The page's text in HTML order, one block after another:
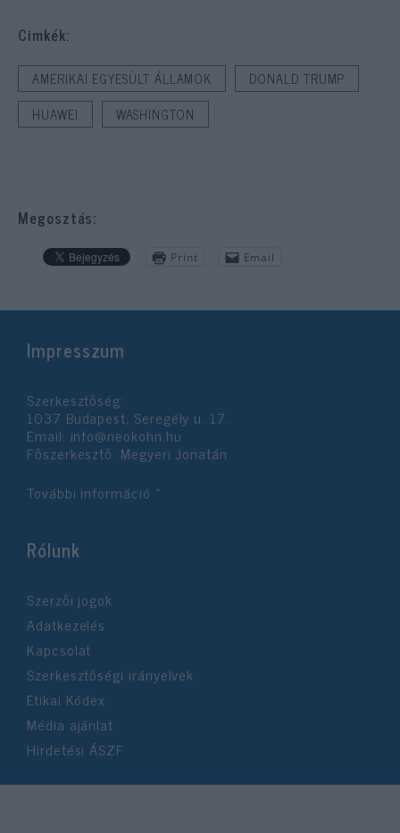
Cimkék:
AMERIKAI EGYESÜLT ÁLLAMOK
DONALD TRUMP
HUAWEI
WASHINGTON
Megosztás:
Print Email
Impresszum
Szerkesztőség:
1037 Budapest, Seregély u. 17.
Email: info@neokohn.hu
Főszerkesztő: Megyeri Jonatán
További információ »
Rólunk
Szerzői jogok
Adatkezelés
Kapcsolat
Szerkesztőségi irányelvek
Etikai Kódex
Média ajánlat
Hirdetési ÁSZF